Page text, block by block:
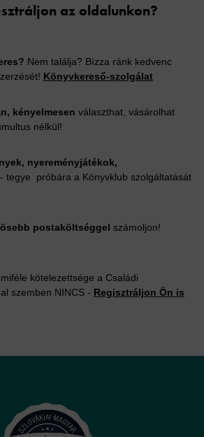
az oldalunkon?
Nem találja? Bízza ránk kedvenc
Könyvkereső-szolgálat
kényelmesen választhat, vásárolhat
nélkül!
nyereményjátékok,
- tegye próbára a Könyvklub szolgáltatását
postaköltséggel számoljon!
kötelezettsége a Családi
szemben NINCS - Regisztráljon Ön is